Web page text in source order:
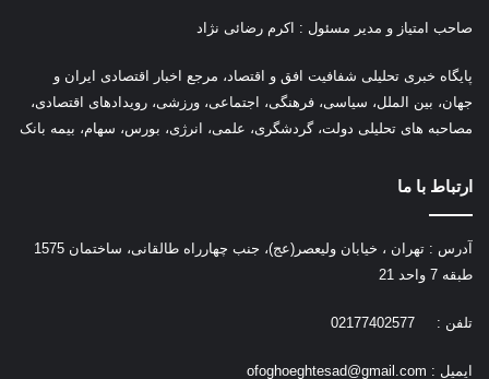
صاحب امتیاز و مدیر مسئول : اکرم رضائی نژاد
پایگاه خبری تحلیلی شفافیت افق و اقتصاد، مرجع اخبار اقتصادی ایران و
جهان، بین الملل، سیاسی، فرهنگی، اجتماعی، ورزشی، رویدادهای اقتصادی،
مصاحبه های تحلیلی دولت، گردشگری، علمی، انرژی، بورس، سهام، بیمه بانک
ارتباط با ما
آدرس : تهران ، خیابان ولیعصر(عج)، جنب چهارراه طالقانی، ساختمان 1575
طبقه 7 واحد 21
تلفن : 02177402577
ایمیل : ofoghoeghtesad@gmail.com